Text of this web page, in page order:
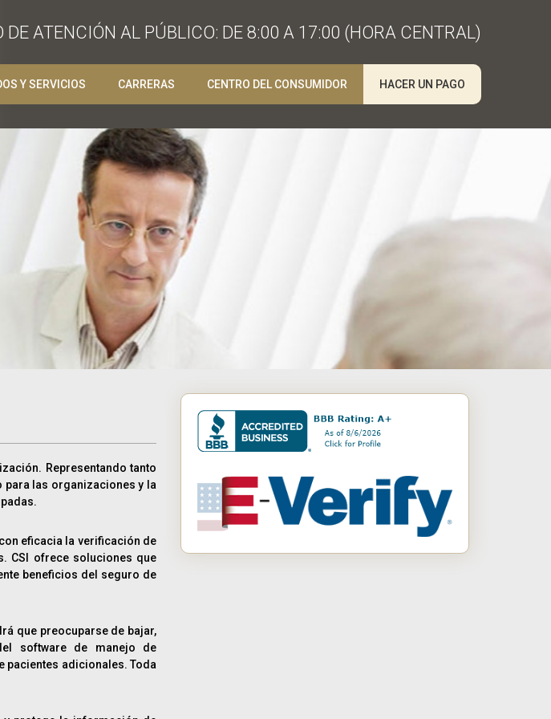
DE ATENCIÓN AL PÚBLICO: DE 8:00 A 17:00 (HORA CENTRAL)
Y SERVICIOS CARRERAS CENTRO DEL CONSUMIDOR HACER UN PAGO
Representando tanto
las organizaciones y la
eficacia la verificación de
CSI ofrece soluciones que
beneficios del seguro de
que preocuparse de bajar,
software de manejo de
pacientes adicionales. Toda